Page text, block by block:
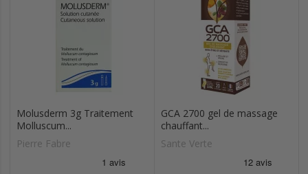
Molusderm 3g Traitement
Molluscum...
Pierre Fabre
GCA 2700 gel de massage
chauffant...
Sante Verte